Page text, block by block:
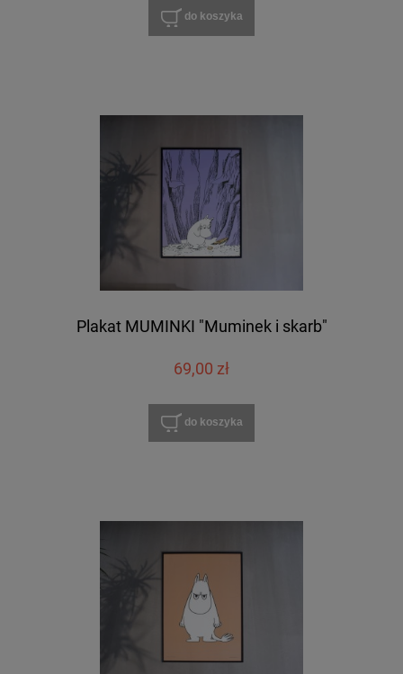
do koszyka
Plakat MUMINKI "Muminek i skarb"
69,00 zł
do koszyka